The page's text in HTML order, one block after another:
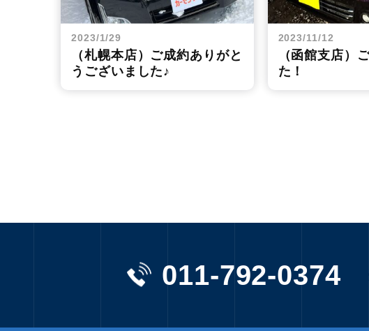
2023/1/29
（札幌本店）ご成約ありがと
うございました♪
2023/11/12
（函館支店）
た！
011-792-0374